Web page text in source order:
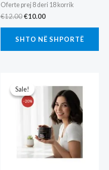
Oferte prej 8 deri 18 korrik
€12.00Original
€12.00.
€10.00Current
€10.00.
SHTO NË SHPORTË
Sale!
Sale!